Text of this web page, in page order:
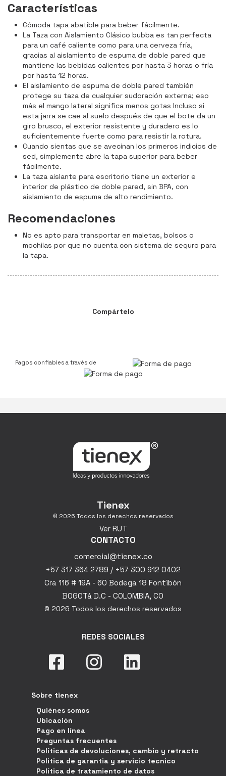
Características
Cómoda tapa abatible para beber fácilmente.
La Taza con Aislamiento Clásico bubba es tan perfecta
para un café caliente como para una cerveza fría,
gracias al aislamiento de espuma de doble pared que
mantiene las bebidas calientes por hasta 3 horas o fría
por hasta 12 horas.
El aislamiento de espuma de doble pared también
protege su taza de cualquier sudoración externa; eso
más el mango lateral significa menos gotas Incluso si
esta jarra se cae al suelo después de que el bote da un
giro brusco, el exterior resistente y duradero es lo
suficientemente fuerte como para resistir la rotura.
Cuando sientas que se avecinan los primeros indicios de
sed, simplemente abre la tapa superior para beber
fácilmente.
La taza aislante para escritorio tiene un exterior e
interior de plástico de doble pared, sin BPA, con
aislamiento de espuma de alto rendimiento.
Recomendaciones
No es apto para transportar en maletas, bolsos o
mochilas por que no cuenta con sistema de seguro para
la tapa.
Compártelo
Pagos confiables a través de
Tienex
© 2026 Todos los derechos reservados
Ver RUT
CONTACTO
comercial@tienex.co
+57 317 364 2789 / +57 300 912 0402
Cra 116 # 19A - 60 Bodega 18 Fontibón
BOGOTá D.C - COLOMBIA, CO
© 2026 Todos los derechos reservados
REDES SOCIALES
Sobre tienex
Quiénes somos
Ubicación
Pago en línea
Preguntas frecuentes
Políticas de devoluciones, cambio y retracto
Politica de garantia y servicio tecnico
Política de tratamiento de datos